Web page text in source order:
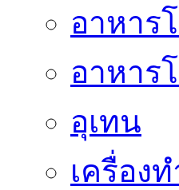
อาหาร
อาหาร
อุเทน
เครื่อง